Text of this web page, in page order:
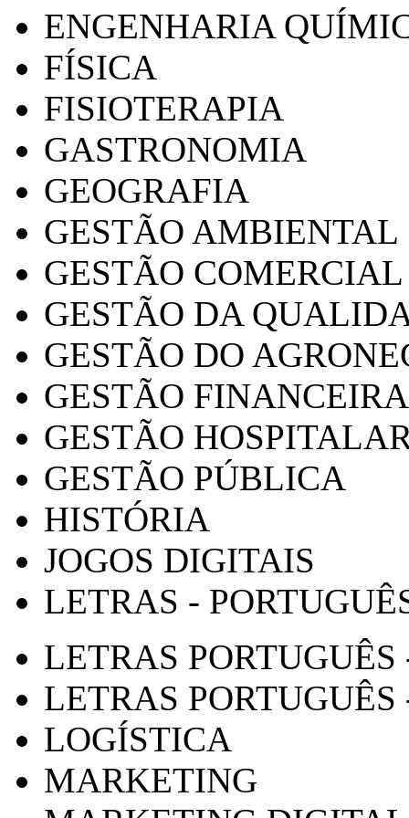
ENGENHARIA
FÍSICA
FISIOTERAPIA
GASTRONOMIA
GEOGRAFIA
GESTÃO AMBIENTAL
GESTÃO COMERCIAL
GESTÃO DA
GESTÃO DO
GESTÃO FINANCEIRA
GESTÃO
GESTÃO PÚBLICA
HISTÓRIA
JOGOS DIGITAIS
LETRAS -
LETRAS
LETRAS PORTUGUÊS
LOGÍSTICA
MARKETING